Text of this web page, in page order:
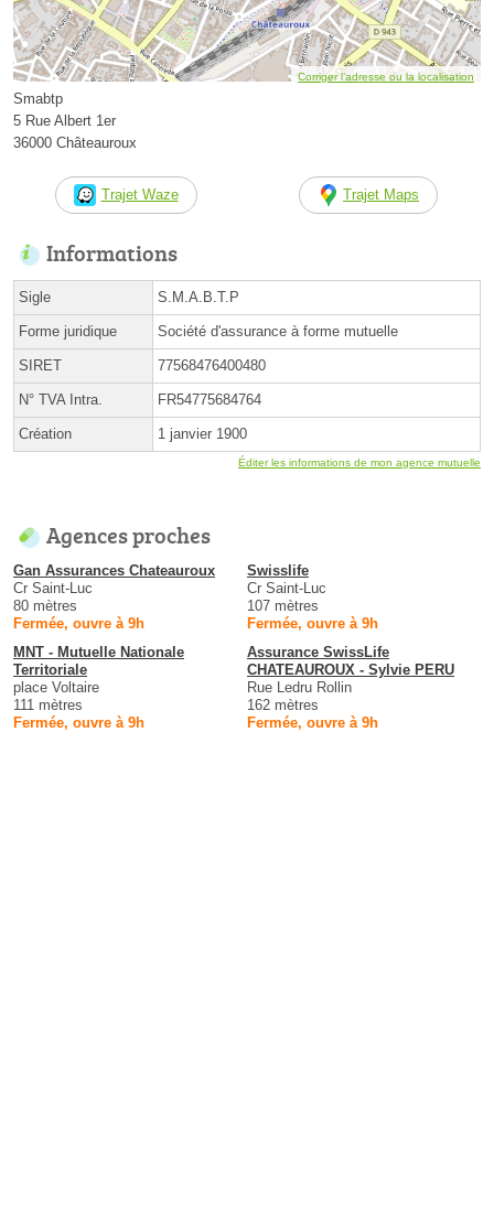
Corriger l’adresse ou la localisation
Smabtp
5 Rue Albert 1er
36000 Châteauroux
Trajet Waze Trajet Maps
Informations
Sigle S.M.A.B.T.P
Forme juridique Société d'assurance à forme mutuelle
SIRET 77568476400480
N° TVA Intra. FR54775684764
Création 1 janvier 1900
Éditer les informations de mon agence mutuelle
Agences proches
Gan Assurances Chateauroux
Cr Saint-Luc
80 mètres
Fermée, ouvre à 9h
Swisslife
Cr Saint-Luc
107 mètres
Fermée, ouvre à 9h
MNT - Mutuelle Nationale
Territoriale
place Voltaire
111 mètres
Fermée, ouvre à 9h
Assurance SwissLife
CHATEAUROUX - Sylvie PERU
Rue Ledru Rollin
162 mètres
Fermée, ouvre à 9h